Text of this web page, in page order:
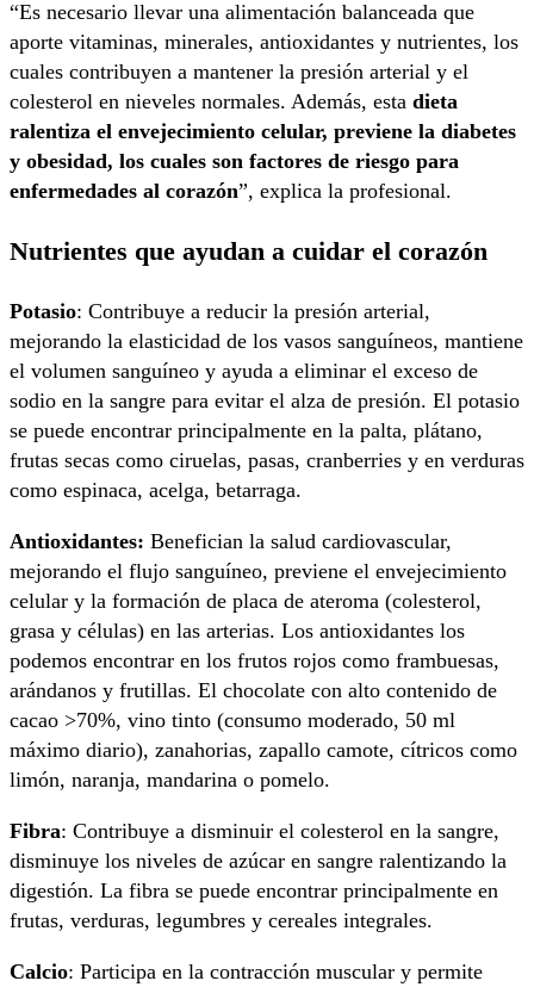
“Es necesario llevar una alimentación balanceada que
aporte vitaminas, minerales, antioxidantes y nutrientes, los
cuales contribuyen a mantener la presión arterial y el
colesterol en nieveles normales. Además, esta dieta
ralentiza el envejecimiento celular, previene la diabetes
y obesidad, los cuales son factores de riesgo para
enfermedades al corazón”, explica la profesional.
Nutrientes que ayudan a cuidar el corazón
Potasio: Contribuye a reducir la presión arterial,
mejorando la elasticidad de los vasos sanguíneos, mantiene
el volumen sanguíneo y ayuda a eliminar el exceso de
sodio en la sangre para evitar el alza de presión. El potasio
se puede encontrar principalmente en la palta, plátano,
frutas secas como ciruelas, pasas, cranberries y en verduras
como espinaca, acelga, betarraga.
Antioxidantes: Benefician la salud cardiovascular,
mejorando el flujo sanguíneo, previene el envejecimiento
celular y la formación de placa de ateroma (colesterol,
grasa y células) en las arterias. Los antioxidantes los
podemos encontrar en los frutos rojos como frambuesas,
arándanos y frutillas. El chocolate con alto contenido de
cacao >70%, vino tinto (consumo moderado, 50 ml
máximo diario), zanahorias, zapallo camote, cítricos como
limón, naranja, mandarina o pomelo.
Fibra: Contribuye a disminuir el colesterol en la sangre,
disminuye los niveles de azúcar en sangre ralentizando la
digestión. La fibra se puede encontrar principalmente en
frutas, verduras, legumbres y cereales integrales.
Calcio: Participa en la contracción muscular y permite